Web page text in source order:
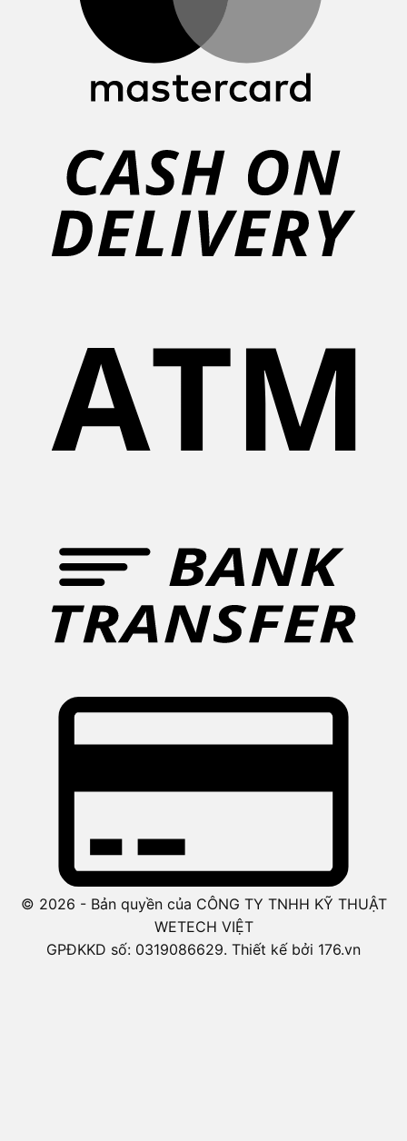
© 2026 - Bản quyền của CÔNG TY TNHH KỸ THUẬT
WETECH VIỆT
GPĐKKD số: 0319086629. Thiết kế bởi 176.vn